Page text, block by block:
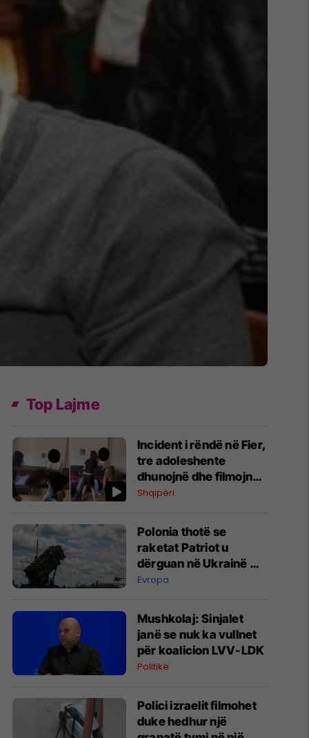
Top Lajme
Incident i rëndë në Fier,
tre adoleshente
dhunojnë dhe filmojnë
një bashkëmoshatare,
Shqipëri
Polonia thotë se
raketat Patriot u
dërguan në Ukrainë me
kërkesë të NATO-s dhe
Evropa
Mushkolaj: Sinjalet
janë se nuk ka vullnet
për koalicion LVV-LDK
Politikë
Polici izraelit filmohet
duke hedhur një